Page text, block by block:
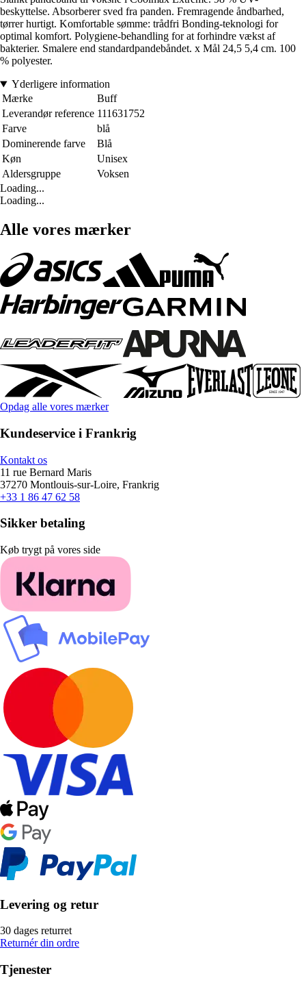
beskyttelse. Absorberer sved fra panden. Fremragende åndbarhed,
tørrer hurtigt. Komfortable sømme: trådfri Bonding-teknologi for
optimal komfort. Polygiene-behandling for at forhindre vækst af
bakterier. Smalere end standardpandebåndet. x Mål 24,5 5,4 cm. 100
% polyester.
Yderligere information
Mærke
Buff
Leverandør reference 111631752
Farve
blå
Dominerende farve
Blå
Køn
Unisex
Aldersgruppe
Voksen
Loading...
Loading...
Alle vores mærker
Opdag alle vores mærker
Kundeservice i Frankrig
Kontakt os
11 rue Bernard Maris
37270 Montlouis-sur-Loire, Frankrig
+33 1 86 47 62 58
Sikker betaling
Køb trygt på vores side
Levering og retur
30 dages returret
Returnér din ordre
Tjenester